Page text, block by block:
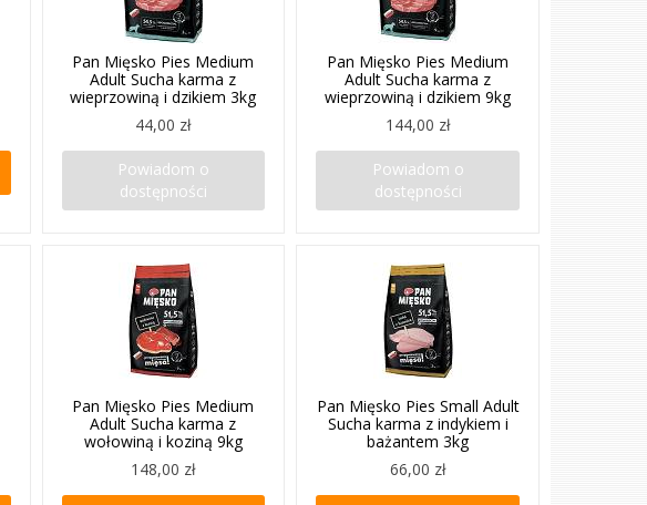
Pan Mięsko Pies Medium
Adult Sucha karma z
wieprzowiną i dzikiem 3kg
44,00 zł
Powiadom o
dostępności
Pan Mięsko Pies Medium
Adult Sucha karma z
wieprzowiną i dzikiem 9kg
144,00 zł
Powiadom o
dostępności
Pan Mięsko Pies Medium
Adult Sucha karma z
wołowiną i koziną 9kg
148,00 zł
Pan Mięsko Pies Small Adult
Sucha karma z indykiem i
bażantem 3kg
66,00 zł